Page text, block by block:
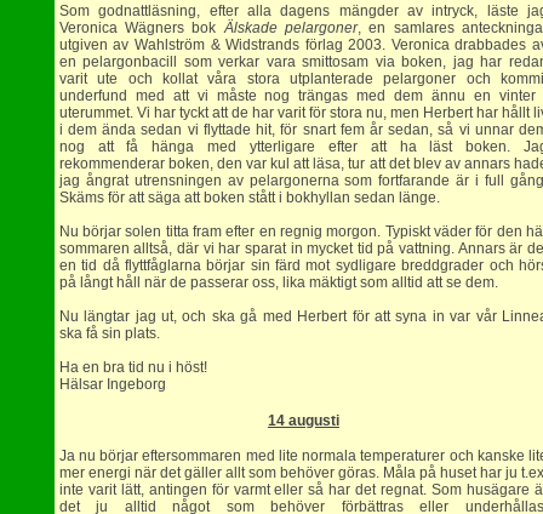
Som godnattläsning, efter alla dagens mängder av intryck, läste
Veronica Wägners bok Älskade pelargoner, en samlares
utgiven av Wahlström & Widstrands förlag 2003. Veronica drabbades
en pelargonbacill som verkar vara smittosam via boken, jag har
varit ute och kollat våra stora utplanterade pelargoner och
underfund med att vi måste nog trängas med dem ännu en vinter
uterummet. Vi har tyckt att de har varit för stora nu, men Herbert har hållt
i dem ända sedan vi flyttade hit, för snart fem år sedan, så vi unnar
nog att få hänga med ytterligare efter att ha läst boken.
rekommenderar boken, den var kul att läsa, tur att det blev av annars
jag ångrat utrensningen av pelargonerna som fortfarande är i full
Skäms för att säga att boken stått i bokhyllan sedan länge.
Nu börjar solen titta fram efter en regnig morgon. Typiskt väder för den
sommaren alltså, där vi har sparat in mycket tid på vattning. Annars är
en tid då flyttfåglarna börjar sin färd mot sydligare breddgrader och
på långt håll när de passerar oss, lika mäktigt som alltid att se dem.
Nu längtar jag ut, och ska gå med Herbert för att syna in var vår
ska få sin plats.
Ha en bra tid nu i höst!
Hälsar Ingeborg
14 augusti
Ja nu börjar eftersommaren med lite normala temperaturer och kanske
mer energi när det gäller allt som behöver göras. Måla på huset har ju
inte varit lätt, antingen för varmt eller så har det regnat. Som husägare
det ju alltid något som behöver förbättras eller